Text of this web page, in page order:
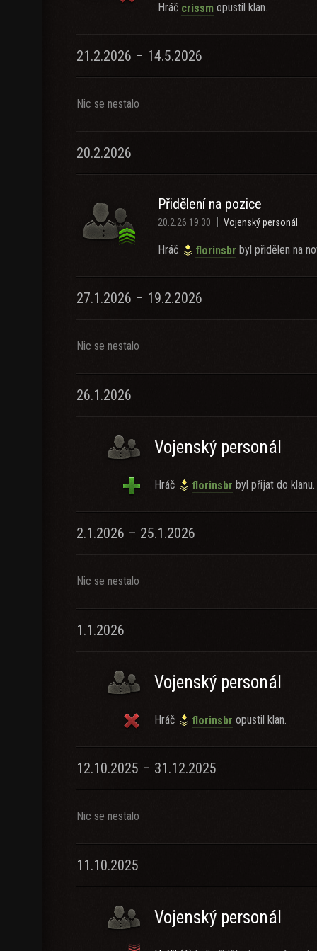
Hráč crissm opustil klan.
21.2.2026 – 14.5.2026
Nic se nestalo
20.2.2026
Přidělení na pozice
20.2.26 19:30 Vojenský personál
Hráč florinsbr byl přidělen na
27.1.2026 – 19.2.2026
Nic se nestalo
26.1.2026
Vojenský personál
Hráč florinsbr byl přijat do klanu.
2.1.2026 – 25.1.2026
Nic se nestalo
1.1.2026
Vojenský personál
Hráč florinsbr opustil klan.
12.10.2025 – 31.12.2025
Nic se nestalo
11.10.2025
Vojenský personál